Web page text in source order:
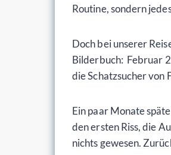
Routine, sondern
Doch bei unserer
Bilderbuch: Februar
die Schatzsucher von
Ein paar Monate
den ersten Riss, die
nichts gewesen.